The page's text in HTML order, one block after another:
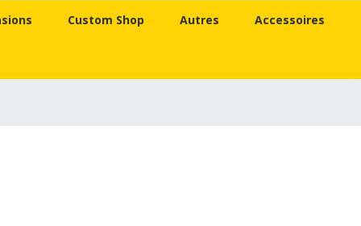
Custom Shop Autres Accessoires